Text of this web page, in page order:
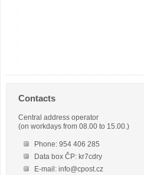
Contacts
Central address operator
(on workdays from 08.00 to 15.00.)
Phone: 954 406 285
Data box ČP: kr7cdry
E-mail: info@cpost.cz